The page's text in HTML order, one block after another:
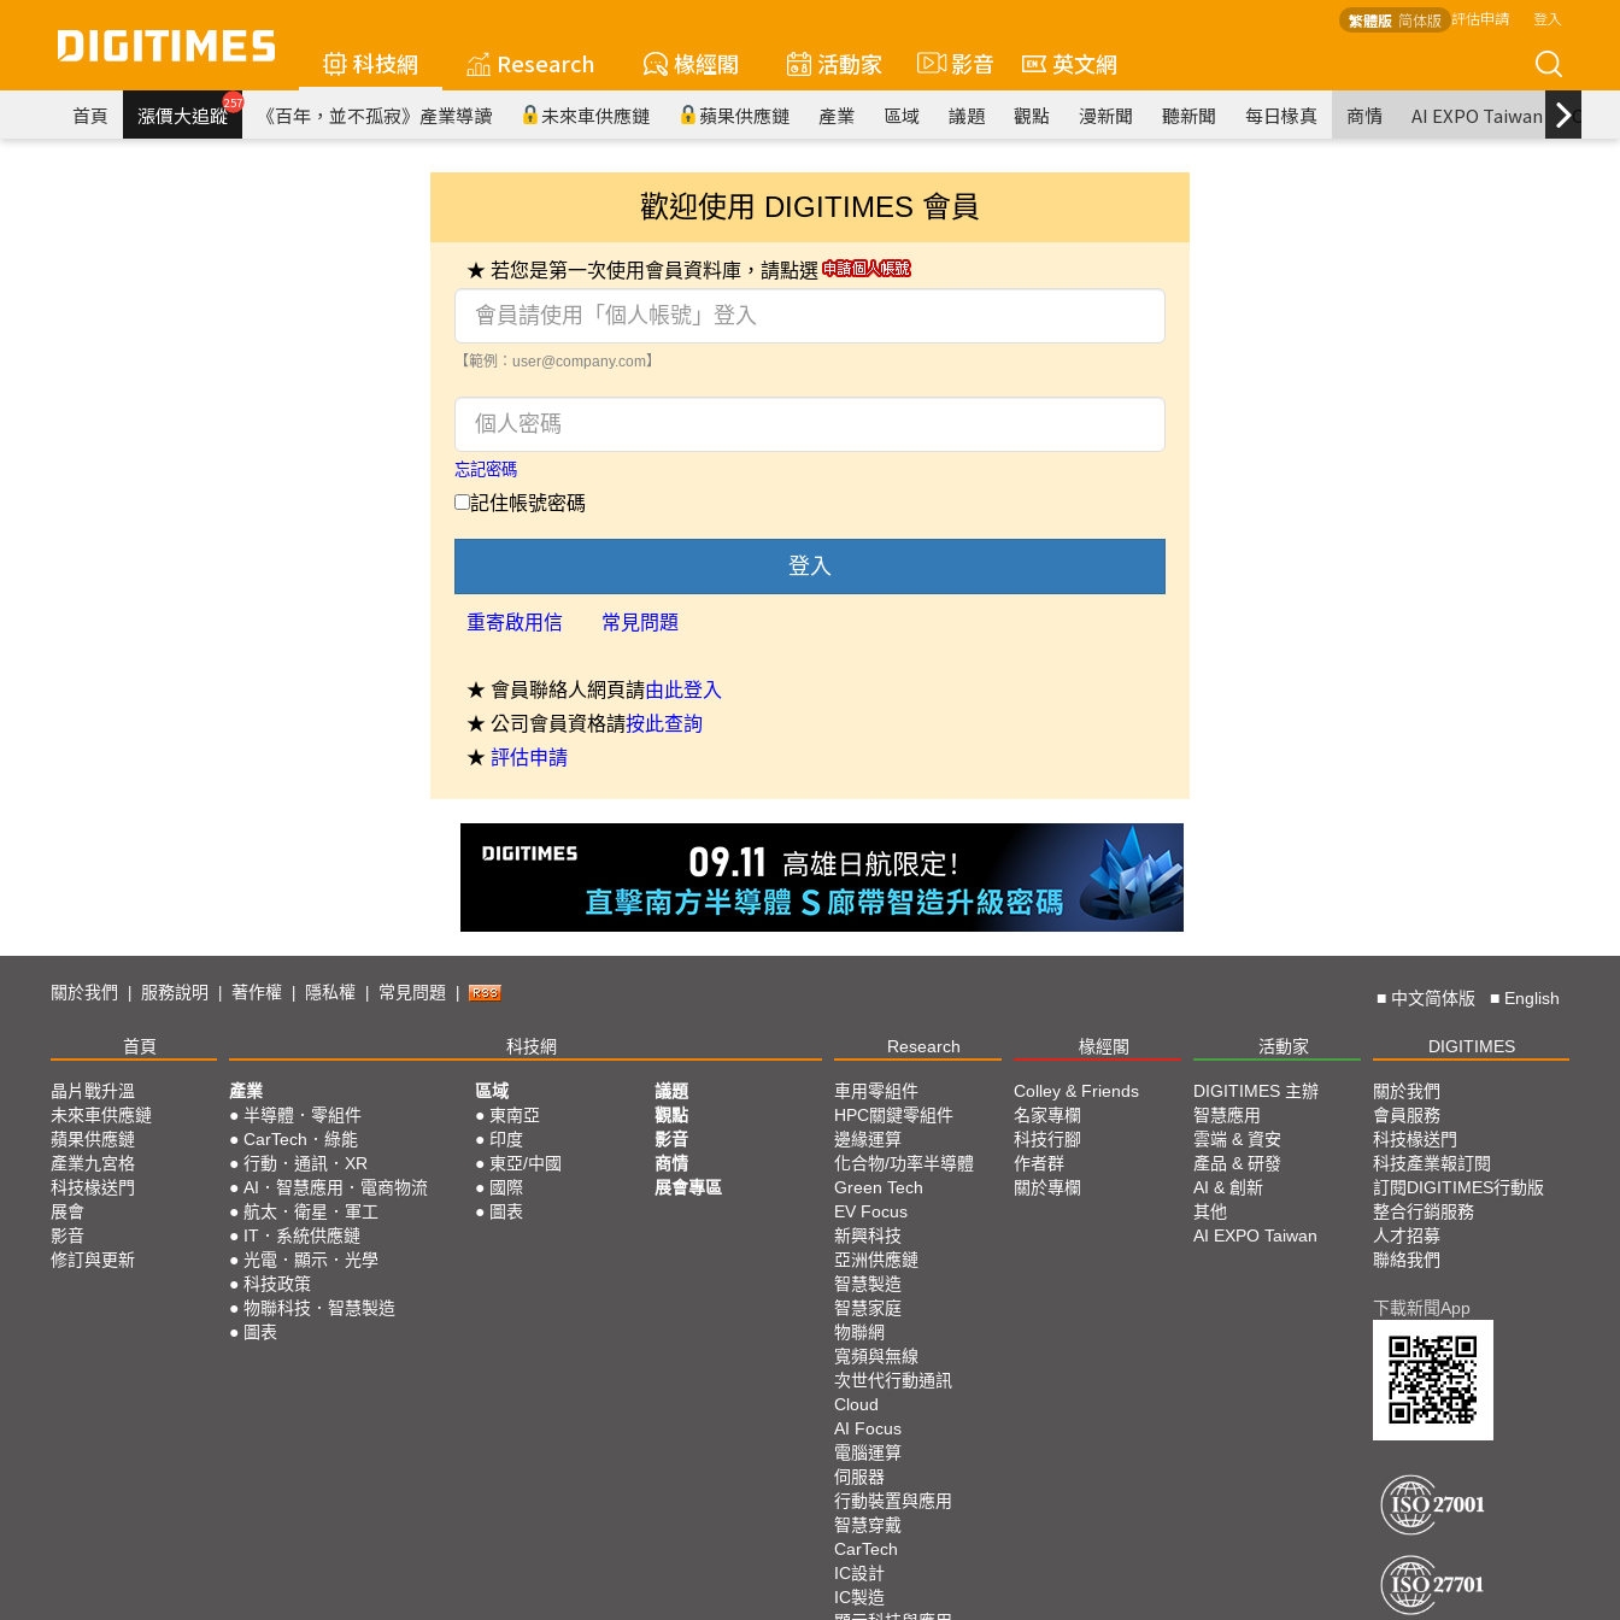
繁體版 简体版 評估申請 登入
科技網 Research 椽經閣 活動家 影音 英文網
首頁 漲價大追蹤257 《百年，並不孤寂》產業導讀 未來車供應鏈 蘋果供應鏈 產業 區域 議題 觀點 漫新聞 聽新聞 每日椽真 商情 AI EXPO Taiwan
歡迎使用 DIGITIMES 會員
★ 若您是第一次使用會員資料庫，請點選
【範例：user@company.com】
忘記密碼
記住帳號密碼
登入
重寄啟用信 常見問題
★ 會員聯絡人網頁請由此登入
★ 公司會員資格請按此查詢
★ 評估申請
關於我們 服務說明 著作權 隱私權 常見問題 ■ 中文简体版 ■ English
首頁 科技網 Research 椽經閣 活動家 DIGITIMES
晶片戰升溫
未來車供應鏈
蘋果供應鏈
產業九宮格
科技椽送門
展會
影音
修訂與更新
產業
● 半導體．零組件
● CarTech．綠能
● 行動．通訊．XR
● AI．智慧應用．電商物流
● 航太．衛星．軍工
● IT．系統供應鏈
● 光電．顯示．光學
● 科技政策
● 物聯科技．智慧製造
● 圖表
區域
● 東南亞
● 印度
● 東亞/中國
● 國際
● 圖表
議題
觀點
影音
商情
展會專區
車用零組件
HPC關鍵零組件
邊緣運算
化合物/功率半導體
Green Tech
EV Focus
新興科技
亞洲供應鏈
智慧製造
智慧家庭
物聯網
寬頻與無線
次世代行動通訊
Cloud
AI Focus
電腦運算
伺服器
行動裝置與應用
智慧穿戴
CarTech
IC設計
IC製造
Colley & Friends
名家專欄
科技行腳
作者群
關於專欄
DIGITIMES 主辦
智慧應用
雲端 & 資安
產品 & 研發
AI & 創新
其他
AI EXPO Taiwan
關於我們
會員服務
科技椽送門
科技產業報訂閱
訂閱DIGITIMES行動版
整合行銷服務
人才招募
聯絡我們
下載新聞App